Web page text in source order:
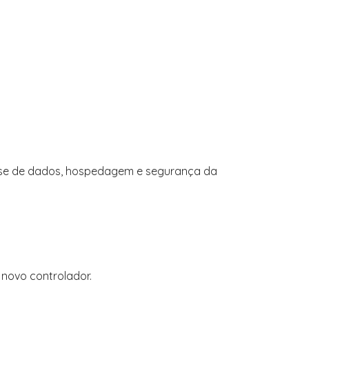
de dados, hospedagem e segurança da
controlador.